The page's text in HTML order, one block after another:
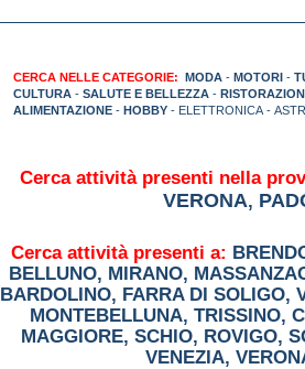
CERCA NELLE CATEGORIE: MODA - MOTORI -
CULTURA - SALUTE E BELLEZZA -
ALIMENTAZIONE - HOBBY - ELETTRONICA -
Cerca attività presenti nella
VERONA,
Cerca attività presenti a:
BELLUNO, MIRANO,
BARDOLINO, FARRA DI SOLIGO,
MONTEBELLUNA, TRISSINO,
MAGGIORE, SCHIO, ROVIGO,
VENEZIA,